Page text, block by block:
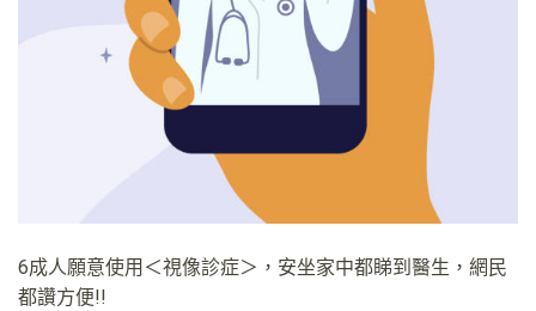
6成人願意使用＜視像診症＞，安坐家中都睇到醫生，網民
都讚方便!!